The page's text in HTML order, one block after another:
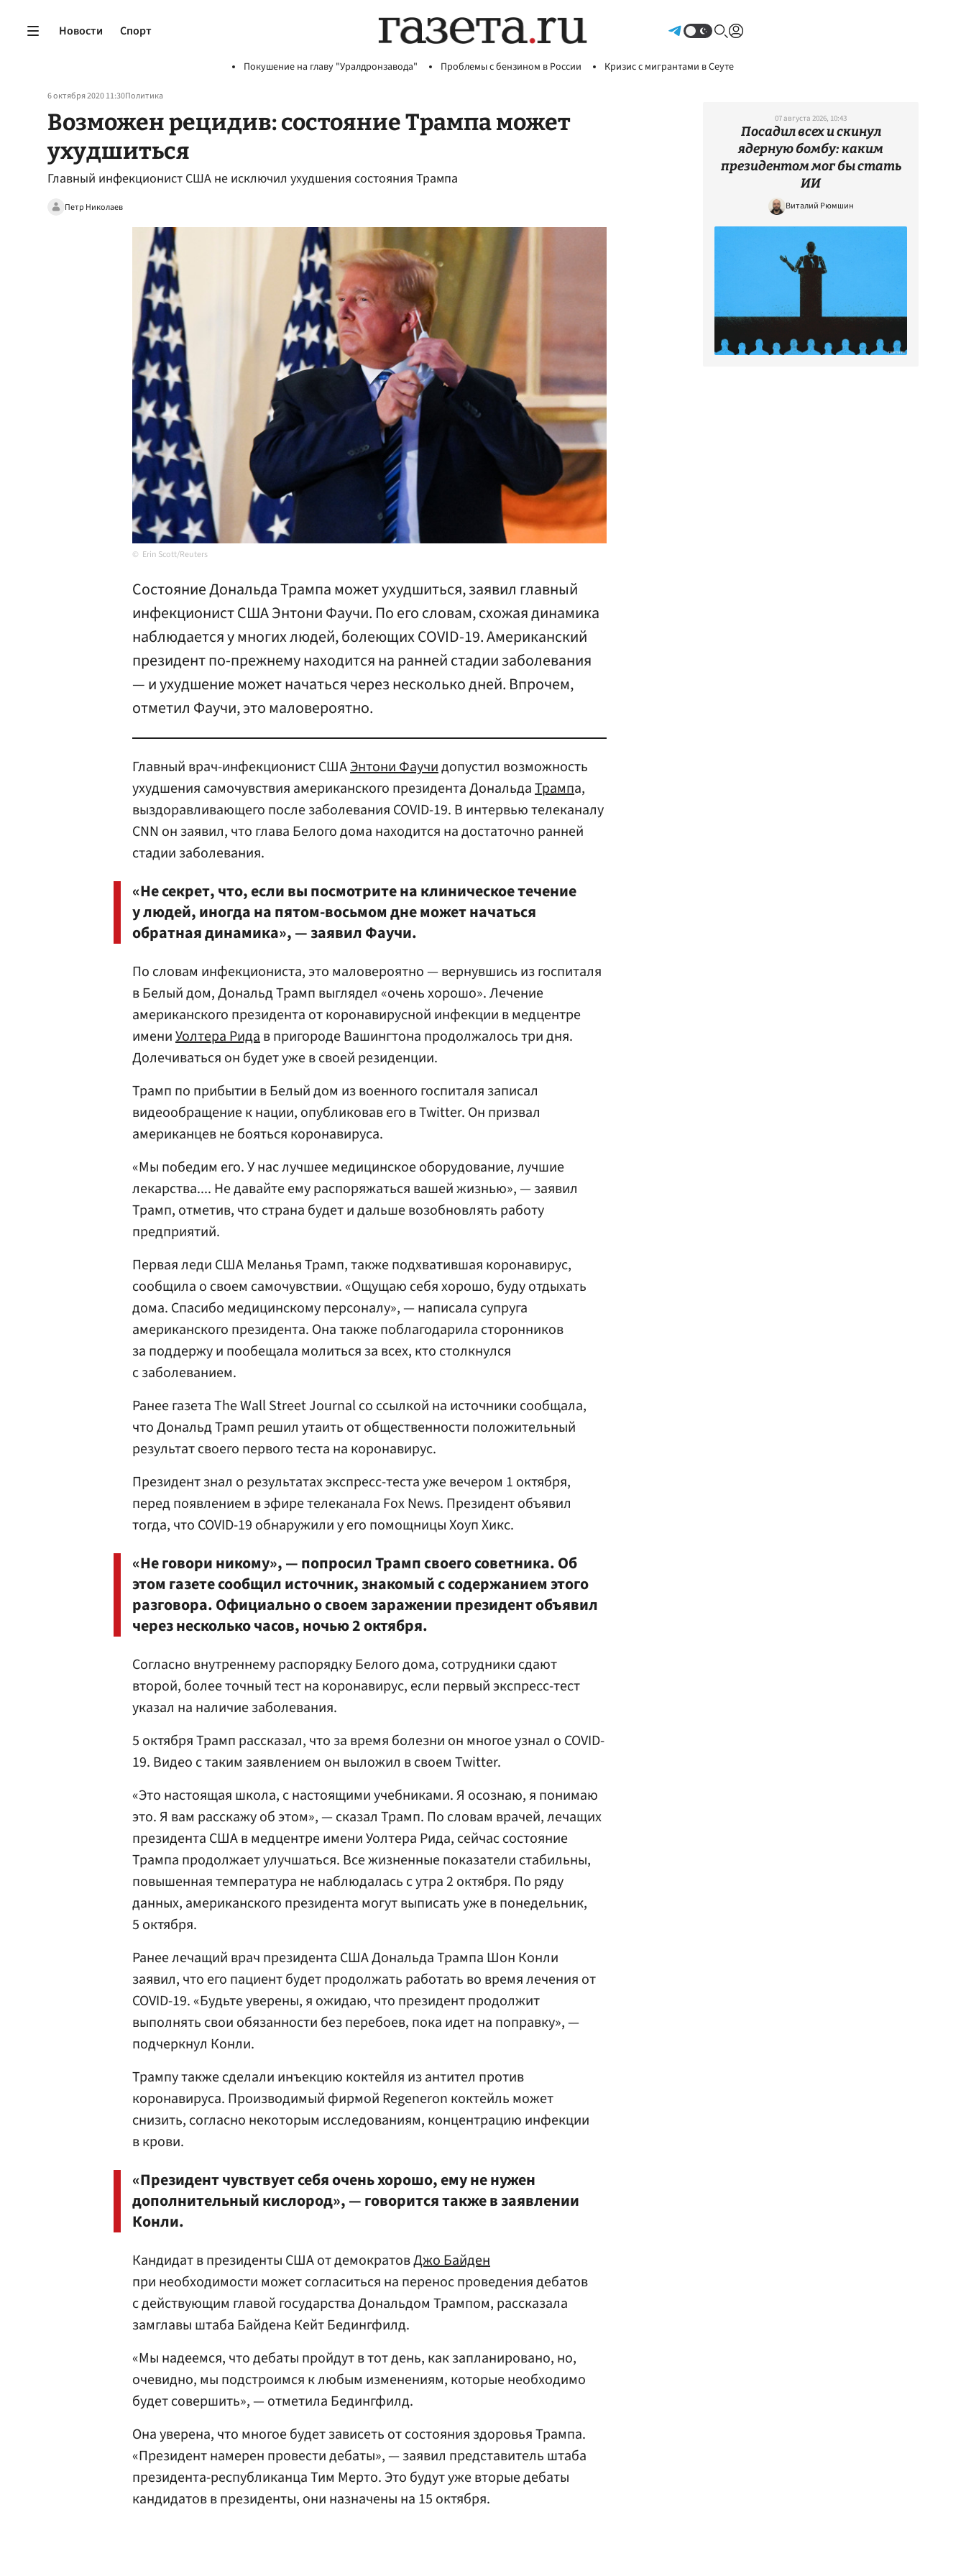
Новости Спорт
Покушение на главу "Уралдронзавода" Проблемы с бензином в России Кризис с мигрантами в Сеуте
6 октября 2020 11:30Политика
Возможен рецидив: состояние Трампа может
ухудшиться
Главный инфекционист США не исключил ухудшения состояния Трампа
Петр Николаев
Erin Scott/Reuters
Состояние Дональда Трампа может ухудшиться, заявил главный
инфекционист США Энтони Фаучи. По его словам, схожая динамика
наблюдается у многих людей, болеющих COVID-19. Американский
президент по-прежнему находится на ранней стадии заболевания
— и ухудшение может начаться через несколько дней. Впрочем,
отметил Фаучи, это маловероятно.
Главный врач-инфекционист СШАЭнтони Фаучидопустил возможность
ухудшения самочувствия американского президента ДональдаТрампа,
выздоравливающего после заболевания COVID-19. В интервью телеканалу
CNN он заявил, что глава Белого дома находится на достаточно ранней
стадии заболевания.
«Не секрет, что, если вы посмотрите на клиническое течение
у людей, иногда на пятом-восьмом дне может начаться
обратная динамика», — заявил Фаучи.
По словам инфекциониста, это маловероятно — вернувшись из госпиталя
в Белый дом, Дональд Трамп выглядел «очень хорошо». Лечение
американского президента от коронавирусной инфекции в медцентре
имениУолтера Ридав пригороде Вашингтона продолжалось три дня.
Долечиваться он будет уже в своей резиденции.
Трамп по прибытии в Белый дом из военного госпиталя записал
видеообращение к нации, опубликовав его в Twitter. Он призвал
американцев не бояться коронавируса.
«Мы победим его. У нас лучшее медицинское оборудование, лучшие
лекарства.... Не давайте ему распоряжаться вашей жизнью», — заявил
Трамп, отметив, что страна будет и дальше возобновлять работу
предприятий.
Первая леди США Меланья Трамп, также подхватившая коронавирус,
сообщила о своем самочувствии. «Ощущаю себя хорошо, буду отдыхать
дома. Спасибо медицинскому персоналу», — написала супруга
американского президента. Она также поблагодарила сторонников
за поддержу и пообещала молиться за всех, кто столкнулся
с заболеванием.
Ранее газета The Wall Street Journal со ссылкой на источники сообщала,
что Дональд Трамп решил утаить от общественности положительный
результат своего первого теста на коронавирус.
Президент знал о результатах экспресс-теста уже вечером 1 октября,
перед появлением в эфире телеканала Fox News. Президент объявил
тогда, что COVID-19 обнаружили у его помощницы Хоуп Хикс.
«Не говори никому», — попросил Трамп своего советника. Об
этом газете сообщил источник, знакомый с содержанием этого
разговора. Официально о своем заражении президент объявил
через несколько часов, ночью 2 октября.
Согласно внутреннему распорядку Белого дома, сотрудники сдают
второй, более точный тест на коронавирус, если первый экспресс-тест
указал на наличие заболевания.
5 октября Трамп рассказал, что за время болезни он многое узнал о COVID-
19. Видео с таким заявлением он выложил в своем Twitter.
«Это настоящая школа, с настоящими учебниками. Я осознаю, я понимаю
это. Я вам расскажу об этом», — сказал Трамп. По словам врачей, лечащих
президента США в медцентре имени Уолтера Рида, сейчас состояние
Трампа продолжает улучшаться. Все жизненные показатели стабильны,
повышенная температура не наблюдалась с утра 2 октября. По ряду
данных, американского президента могут выписать уже в понедельник,
5 октября.
Ранее лечащий врач президента США Дональда Трампа Шон Конли
заявил, что его пациент будет продолжать работать во время лечения от
COVID-19. «Будьте уверены, я ожидаю, что президент продолжит
выполнять свои обязанности без перебоев, пока идет на поправку», —
подчеркнул Конли.
Трампу также сделали инъекцию коктейля из антител против
коронавируса. Производимый фирмой Regeneron коктейль может
снизить, согласно некоторым исследованиям, концентрацию инфекции
в крови.
«Президент чувствует себя очень хорошо, ему не нужен
дополнительный кислород», — говорится также в заявлении
Конли.
Кандидат в президенты США от демократовДжо Байден
при необходимости может согласиться на перенос проведения дебатов
с действующим главой государства Дональдом Трампом, рассказала
замглавы штаба Байдена Кейт Бедингфилд.
«Мы надеемся, что дебаты пройдут в тот день, как запланировано, но,
очевидно, мы подстроимся к любым изменениям, которые необходимо
будет совершить», — отметила Бедингфилд.
Она уверена, что многое будет зависеть от состояния здоровья Трампа.
«Президент намерен провести дебаты», — заявил представитель штаба
президента-республиканца Тим Мерто. Это будут уже вторые дебаты
кандидатов в президенты, они назначены на 15 октября.
07 августа 2026, 10:43
Посадил всех и скинул
ядерную бомбу: каким
президентом мог бы стать
ИИ
Виталий Рюмшин